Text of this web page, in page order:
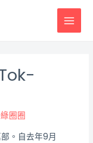
圈圈
。自去年9月